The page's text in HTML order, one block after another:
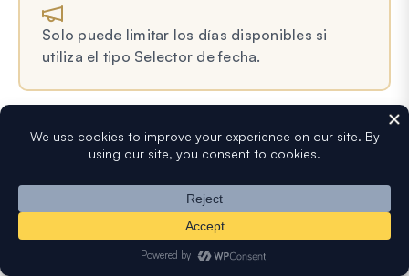
Solo puede limitar los días disponibles si
utiliza el tipo Selector de fecha.
Para poder elegir qué días de la semana están
disponibles para que sus usuarios seleccionen, active la
Esto mostrará un conjunto de casillas de verificación
para los días de la semana. Si desea evitar que los
usuarios elijan un día específico de la semana,